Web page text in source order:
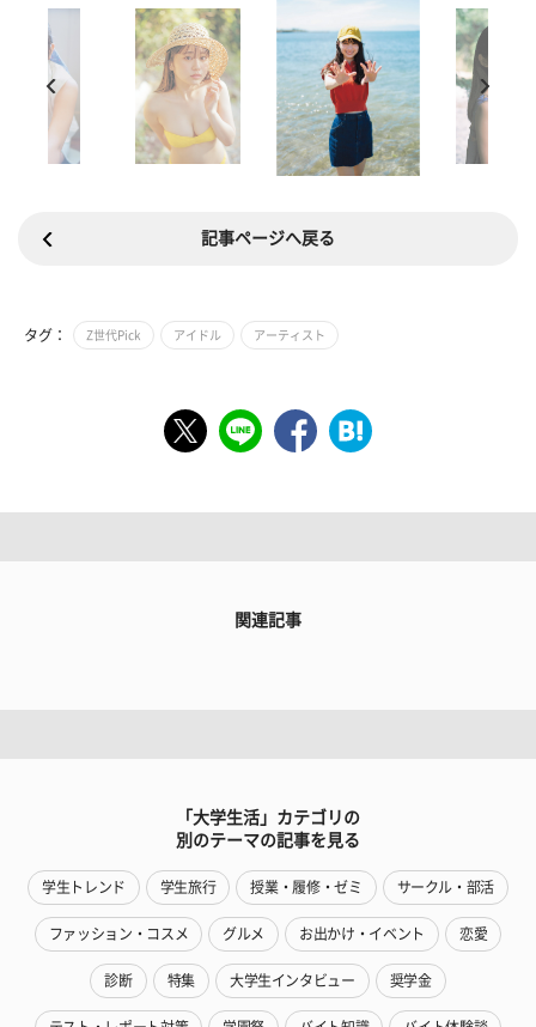
記事ページへ戻る
タグ： Z世代Pick アイドル アーティスト
関連記事
「大学生活」カテゴリの
別のテーマの記事を見る
学生トレンド 学生旅行 授業・履修・ゼミ サークル・部活
ファッション・コスメ グルメ お出かけ・イベント 恋愛
診断 特集 大学生インタビュー 奨学金